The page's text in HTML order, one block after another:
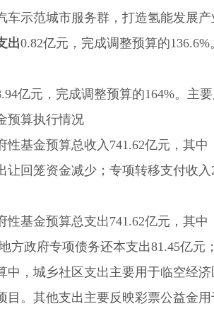
车示范城市服务群， 打造氢能发展
出0.82亿元，完成调整预算的136.6%
亿元，完成调整预算的164%。 主
预算执行情况
性基金预算总收入 741.62亿元，其中
让回笼资金减少； 专项转移支付收入
性基金预算总支出741.62亿元，其中
方政府专项债务还本支出81.45亿元
中，城乡社区支出主要用于临空经
目。其他支出主要反映彩票公益金